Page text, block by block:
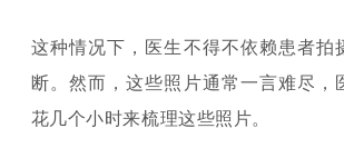
这种情况下，医生不得不依赖患者拍
断。然而，这些照片通常一言难尽，
花几个小时来梳理这些照片。